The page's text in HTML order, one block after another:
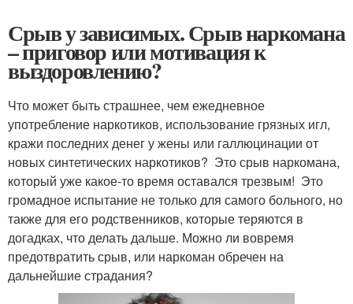
Срыв у зависимых. Срыв наркомана
– приговор или мотивация к
выздоровлению?
Что может быть страшнее, чем ежедневное
употребление наркотиков, использование грязных игл,
кражи последних денег у жены или галлюцинации от
новых синтетических наркотиков? Это срыв наркомана,
который уже какое-то время оставался трезвым! Это
громадное испытание не только для самого больного, но
также для его родственников, которые теряются в
догадках, что делать дальше. Можно ли вовремя
предотвратить срыв, или наркоман обречен на
дальнейшие страдания?